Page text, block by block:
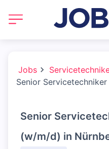
Jobs
Senior
Senior
(w/m/d) in